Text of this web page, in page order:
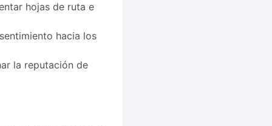
hojas de ruta e
hacia los
la reputación de